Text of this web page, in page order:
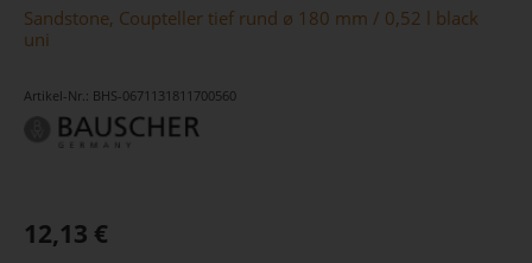
Sandstone, Coupteller tief rund ø 180 mm / 0,52 l black
uni
Artikel-Nr.: BHS-0671131811700560
12,13 €